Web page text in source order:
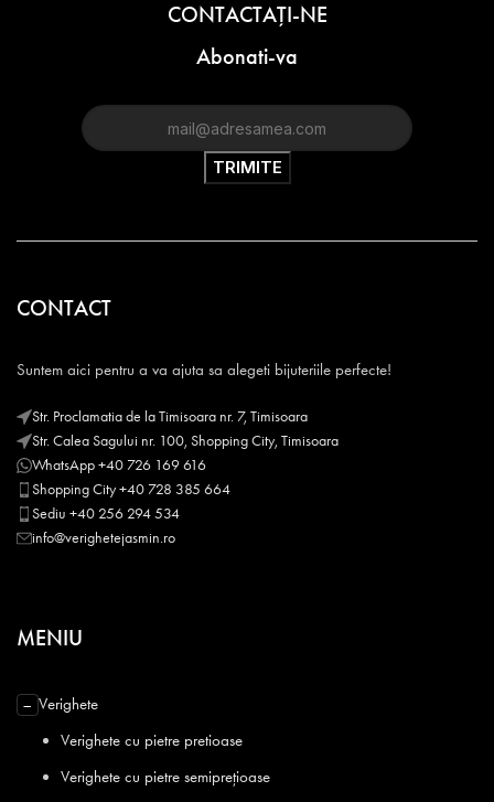
CONTACTAŢI-NE
Abonati-va
CONTACT
Suntem aici pentru a va ajuta sa alegeti bijuteriile perfecte!
Str. Proclamatia de la Timisoara nr. 7, Timisoara
Str. Calea Sagului nr. 100, Shopping City, Timisoara
WhatsApp +40 726 169 616
Shopping City +40 728 385 664
Sediu +40 256 294 534
info@verighetejasmin.ro
MENIU
− Verighete
Verighete cu pietre pretioase
Verighete cu pietre semiprețioase